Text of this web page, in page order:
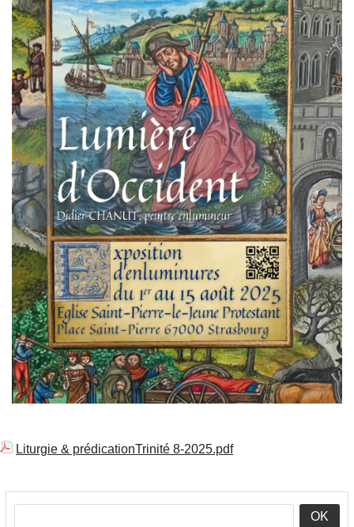
Liturgie & prédicationTrinité 8-2025.pdf
OK